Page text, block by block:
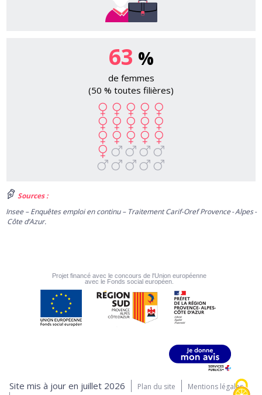
63 %
de femmes
(50 % toutes filières)
Sources :
Insee – Enquêtes emploi en continu – Traitement Carif-Oref Provence - Alpes -
Côte d’Azur.
Projet financé avec le concours de l'Union européenne
avec le Fonds social européen.
Site mis à jour en juillet 2026 Plan du site
Mentions légales